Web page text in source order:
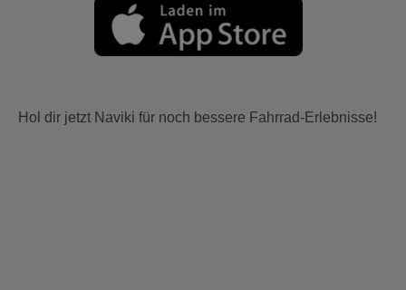
Hol dir jetzt Naviki für noch bessere Fahrrad-Erlebnisse!